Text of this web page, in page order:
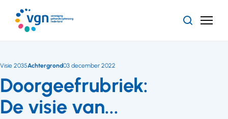
naar
hoofdinhoud
ZoekenMenu
Doorgeefrubriek:
De visie van...
Visie 2035Achtergrond03 december 2022